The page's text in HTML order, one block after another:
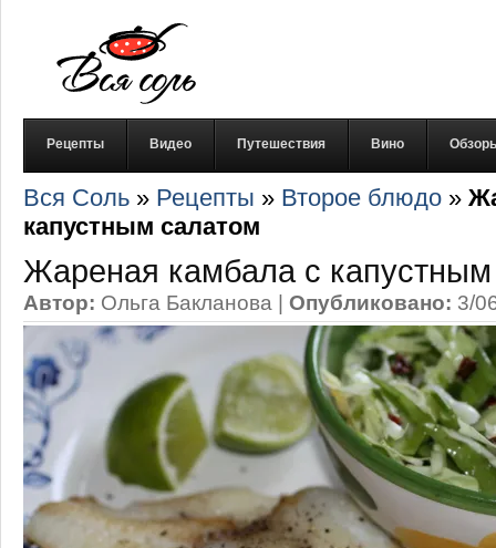
Рецепты Видео Путешествия Вино
Вся Соль » Рецепты » Второе блюдо »
капустным салатом
Жареная камбала с
Автор: Ольга Бакланова | Опубликовано: 3/